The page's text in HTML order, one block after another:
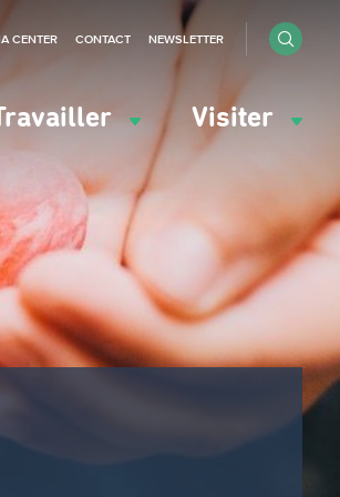
Visiter
CENTER CONTACT NEWSLETTER